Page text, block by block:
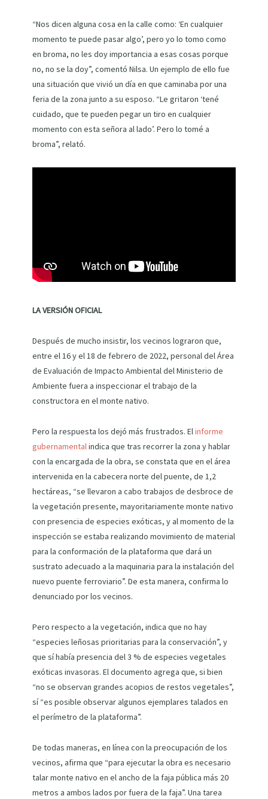
“Nos dicen alguna cosa en la calle como: ‘En cualquier
momento te puede pasar algo’, pero yo lo tomo como
en broma, no les doy importancia a esas cosas porque
no, no se la doy”, comentó Nilsa. Un ejemplo de ello fue
una situación que vivió un día en que caminaba por una
feria de la zona junto a su esposo. “Le gritaron ‘tené
cuidado, que te pueden pegar un tiro en cualquier
momento con esta señora al lado’. Pero lo tomé a
broma”, relató.
LA VERSIÓN OFICIAL
Después de mucho insistir, los vecinos lograron que,
entre el 16 y el 18 de febrero de 2022, personal del Área
de Evaluación de Impacto Ambiental del Ministerio de
Ambiente fuera a inspeccionar el trabajo de la
constructora en el monte nativo.
Pero la respuesta los dejó más frustrados. El informe
gubernamental indica que tras recorrer la zona y hablar
con la encargada de la obra, se constata que en el área
intervenida en la cabecera norte del puente, de 1,2
hectáreas, “se llevaron a cabo trabajos de desbroce de
la vegetación presente, mayoritariamente monte nativo
con presencia de especies exóticas, y al momento de la
inspección se estaba realizando movimiento de material
para la conformación de la plataforma que dará un
sustrato adecuado a la maquinaria para la instalación del
nuevo puente ferroviario”. De esta manera, confirma lo
denunciado por los vecinos.
Pero respecto a la vegetación, indica que no hay
“especies leñosas prioritarias para la conservación”, y
que sí había presencia del 3 % de especies vegetales
exóticas invasoras. El documento agrega que, si bien
“no se observan grandes acopios de restos vegetales”,
sí “es posible observar algunos ejemplares talados en
el perímetro de la plataforma”.
De todas maneras, en línea con la preocupación de los
vecinos, afirma que “para ejecutar la obra es necesario
talar monte nativo en el ancho de la faja pública más 20
metros a ambos lados por fuera de la faja”. Una tarea